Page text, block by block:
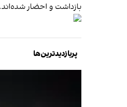
بازداشت و احضار
پربازدیدترین‌ها